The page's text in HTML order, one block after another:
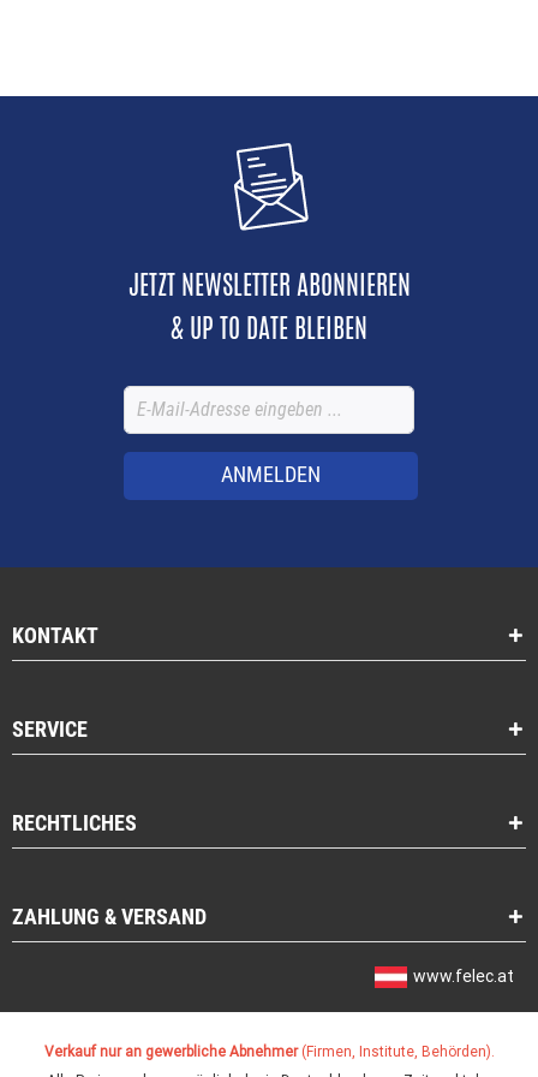
JETZT NEWSLETTER ABONNIEREN
& UP TO DATE BLEIBEN
ANMELDEN
KONTAKT
SERVICE
RECHTLICHES
ZAHLUNG & VERSAND
www.felec.at
Verkauf nur an gewerbliche Abnehmer(Firmen, Institute, Behörden).